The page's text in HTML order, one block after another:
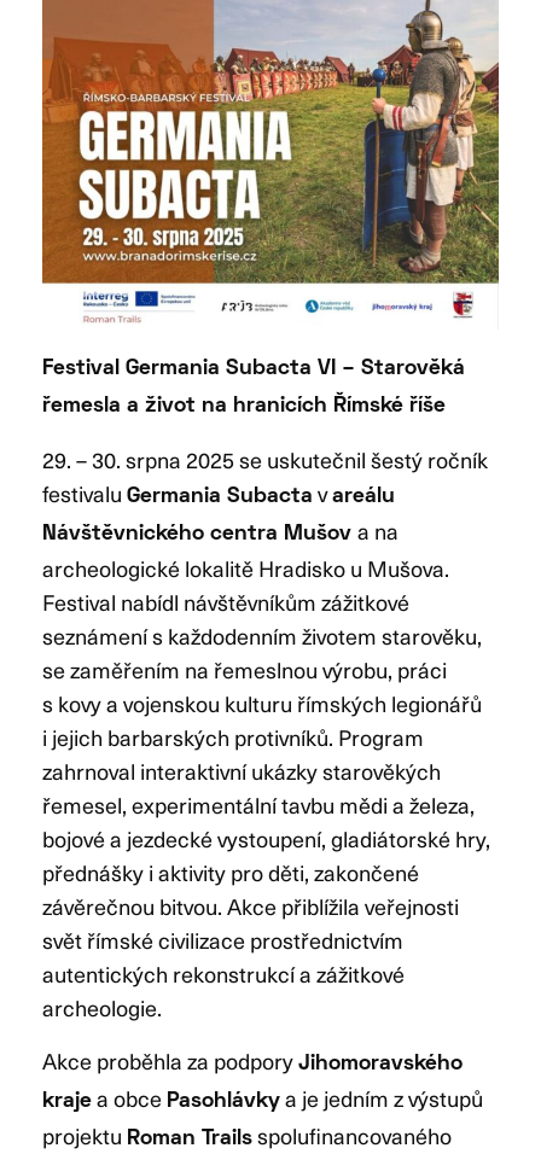
Festival Germania Subacta VI – Starověká
řemesla a život na hranicích Římské říše
29. – 30. srpna 2025 se uskutečnil šestý ročník
festivalu Germania Subacta vareálu
Návštěvnického centra Mušov a na
archeologické lokalitě Hradisko u Mušova.
Festival nabídl návštěvníkům zážitkové
seznámení s každodenním životem starověku,
se zaměřením na řemeslnou výrobu, práci
s kovy a vojenskou kulturu římských legionářů
i jejich barbarských protivníků. Program
zahrnoval interaktivní ukázky starověkých
řemesel, experimentální tavbu mědi a železa,
bojové a jezdecké vystoupení, gladiátorské hry,
přednášky i aktivity pro děti, zakončené
závěrečnou bitvou. Akce přiblížila veřejnosti
svět římské civilizace prostřednictvím
autentických rekonstrukcí a zážitkové
archeologie.
Akce proběhla za podpory Jihomoravského
kraje a obce Pasohlávky a je jedním z výstupů
projektu Roman Trails spolufinancovaného